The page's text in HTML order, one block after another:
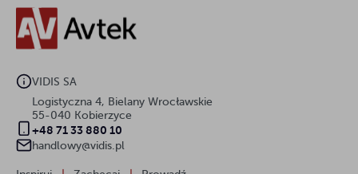
VIDIS SA
Logistyczna 4, Bielany Wrocławskie
55-040 Kobierzyce
+48 71 33 880 10
handlowy@vidis.pl